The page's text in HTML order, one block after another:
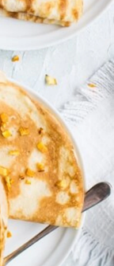
1,2
0,9
0,8
1,8